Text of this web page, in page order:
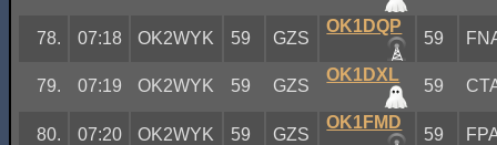
78. 07:18 OK2WYK 59 GZS
OK1DQP
59
79. 07:19 OK2WYK 59 GZS
OK1DXL
59
80. 07:20 OK2WYK 59 GZS
OK1FMD
59